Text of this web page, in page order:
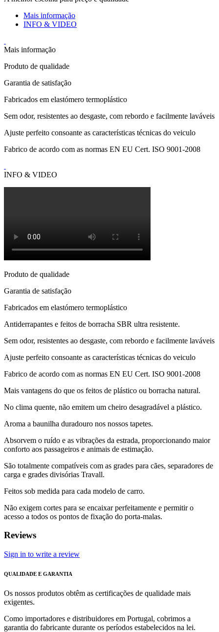
Mais informação
INFO & VIDEO
Mais informação
Produto de qualidade
Garantia de satisfação
Fabricados em elastómero termoplástico
Sem odor, resistentes ao desgaste, com rebordo e facilmente laváveis
Ajuste perfeito consoante as características técnicas do veiculo
Fabrico de acordo com as normas EN EU Cert. ISO 9001-2008
INFO & VIDEO
Produto de qualidade
Garantia de satisfação
Fabricados em elastómero termoplástico
Antiderrapantes e feitos de borracha SBR ultra resistente.
Sem odor, resistentes ao desgaste, com rebordo e facilmente laváveis
Ajuste perfeito consoante as características técnicas do veiculo
Fabrico de acordo com as normas EN EU Cert. ISO 9001-2008
Mais vantagens do que os feitos de plástico ou borracha natural.
No clima quente, não emitem um cheiro desagradável a plástico.
Aroma a baunilha duradouro nos nossos tapetes.
Absorvem o ruído e as vibrações da estrada, proporcionando maior
conforto aos passageiros e animais de estimação.
São totalmente compatíveis com as grades para cães, separadores de
carga e grades divisórias Travall.
Feitos sob medida para cada modelo de carro.
Não exigem cortes para se encaixar perfeitamente e permitir o
acesso a todos os pontos de fixação do porta-malas.
Reviews
Sign in to write a review
QUALIDADE E GARANTIA
Os nossos produtos obtêm as certificações de qualidade mais
exigentes.
Como importadores e distribuidores em Portugal, cobrimos a
garantia do fabricante durante os períodos estabelecidos na lei.